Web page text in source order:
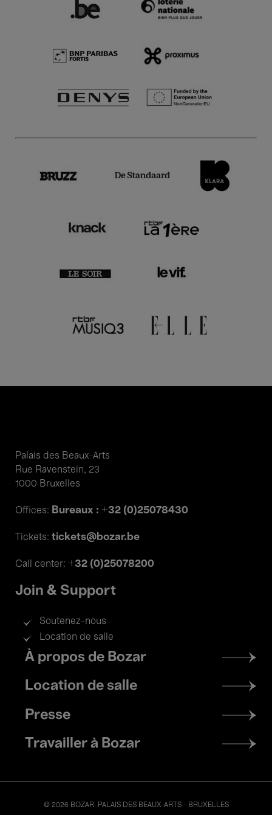
Palais des Beaux-Arts
Rue Ravenstein, 23
1000 Bruxelles
Offices: Bureaux : +32 (0)25078430
Tickets: tickets@bozar.be
Call center: +32 (0)25078200
Join & Support
Soutenez-nous
Location de salle
Footer
menu
À propos de Bozar
Location de salle
Presse
Travailler à Bozar
© 2026 BOZAR. PALAIS DES BEAUX-ARTS - BRUXELLES